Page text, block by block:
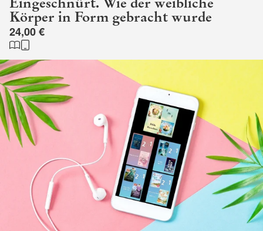
Körper in Form gebracht wurde
24,00 €